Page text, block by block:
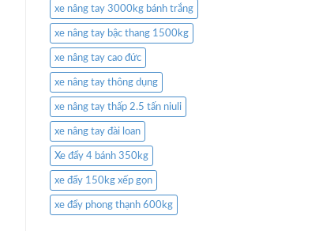
xe nâng tay 3000kg bánh trắng
xe nâng tay bậc thang 1500kg
xe nâng tay cao đức
xe nâng tay thông dụng
xe nâng tay thấp 2.5 tấn niuli
xe nâng tay đài loan
Xe đẩy 4 bánh 350kg
xe đẩy 150kg xếp gọn
xe đẩy phong thạnh 600kg